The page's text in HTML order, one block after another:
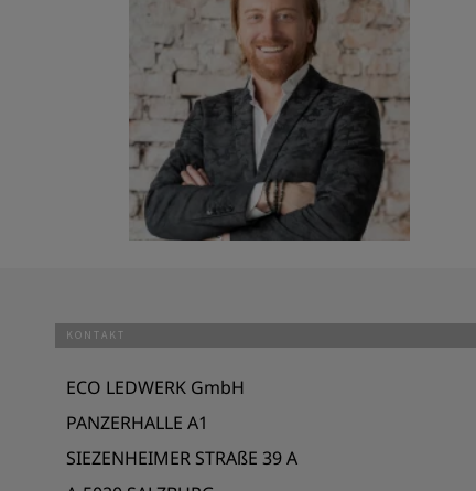
KONTAKT
ECO LEDWERK GmbH
PANZERHALLE A1
SIEZENHEIMER STRAßE 39 A